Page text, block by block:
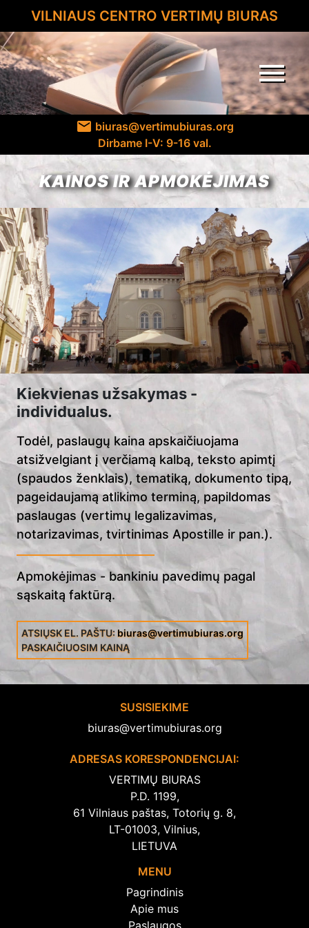
VILNIAUS CENTRO VERTIMŲ BIURAS
menu
email biuras@vertimubiuras.org
Dirbame I-V: 9-16 val.
KAINOS IR APMOKĖJIMAS
Kiekvienas užsakymas -
individualus.
Todėl, paslaugų kaina apskaičiuojama
atsižvelgiant į verčiamą kalbą, teksto apimtį
(spaudos ženklais), tematiką, dokumento tipą,
pageidaujamą atlikimo terminą, papildomas
paslaugas (vertimų legalizavimas,
notarizavimas, tvirtinimas Apostille ir pan.).
Apmokėjimas - bankiniu pavedimų pagal
sąskaitą faktūrą.
ATSIŲSK EL. PAŠTU:biuras@vertimubiuras.org
PASKAIČIUOSIM KAINĄ
SUSISIEKIME
biuras@vertimubiuras.org
ADRESAS KORESPONDENCIJAI:
VERTIMŲ BIURAS
P.D. 1199,
61 Vilniaus paštas, Totorių g. 8,
LT-01003, Vilnius,
LIETUVA
MENU
Pagrindinis
Apie mus
Paslaugos